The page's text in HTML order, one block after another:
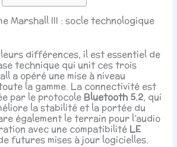
Marshall III : socle technologique
leurs différences, il est essentiel de
technique qui unit ces trois
a opéré une mise à niveau
la gamme. La connectivité est
par le protocole Bluetooth 5.2, qui
la stabilité et la portée du
également le terrain pour l’audio
avec une compatibilité LE
futures mises à jour logicielles.